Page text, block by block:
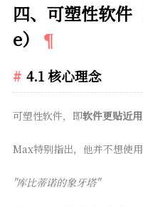
四、可塑性软
e）
4.1 核心理念
可塑性软件，即软件更贴近
Max特别指出，他并不想使
"库比蒂诺的象牙塔"